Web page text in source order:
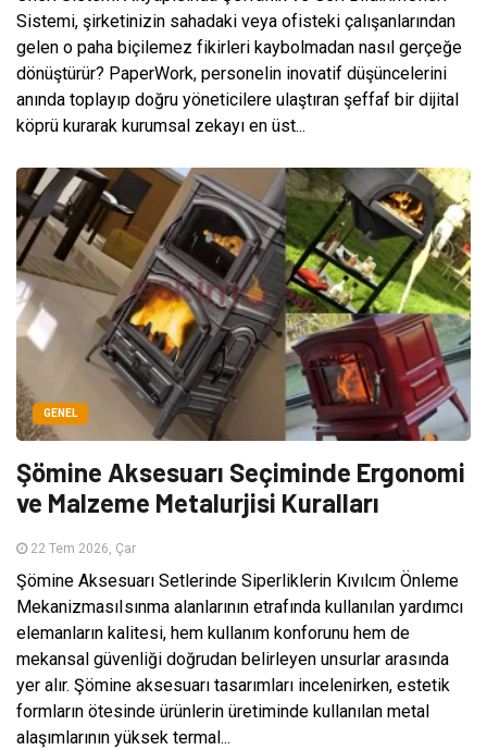
Sistemi, şirketinizin sahadaki veya ofisteki çalışanlarından
gelen o paha biçilemez fikirleri kaybolmadan nasıl gerçeğe
dönüştürür? PaperWork, personelin inovatif düşüncelerini
anında toplayıp doğru yöneticilere ulaştıran şeffaf bir dijital
köprü kurarak kurumsal zekayı en üst...
GENEL
Şömine Aksesuarı Seçiminde Ergonomi
ve Malzeme Metalurjisi Kuralları
22 Tem 2026, Çar
Şömine Aksesuarı Setlerinde Siperliklerin Kıvılcım Önleme
MekanizmasıIsınma alanlarının etrafında kullanılan yardımcı
elemanların kalitesi, hem kullanım konforunu hem de
mekansal güvenliği doğrudan belirleyen unsurlar arasında
yer alır. Şömine aksesuarı tasarımları incelenirken, estetik
formların ötesinde ürünlerin üretiminde kullanılan metal
alaşımlarının yüksek termal...